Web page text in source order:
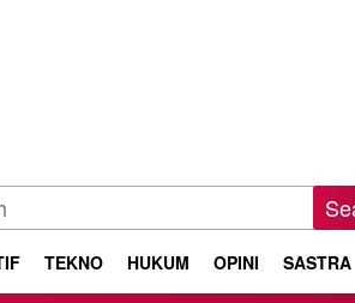
TEKNO HUKUM OPINI SASTRA